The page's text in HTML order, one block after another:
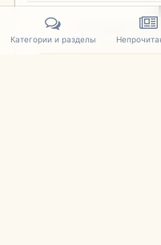
Уже
Категории и разделы